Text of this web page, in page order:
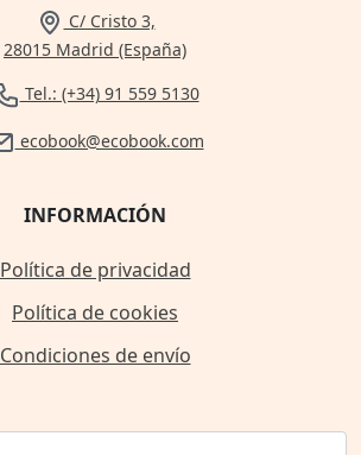
C/ Cristo 3,
28015 Madrid (España)
Tel.: (+34) 91 559 5130
ecobook@ecobook.com
INFORMACIÓN
Política de privacidad
Política de cookies
Condiciones de envío